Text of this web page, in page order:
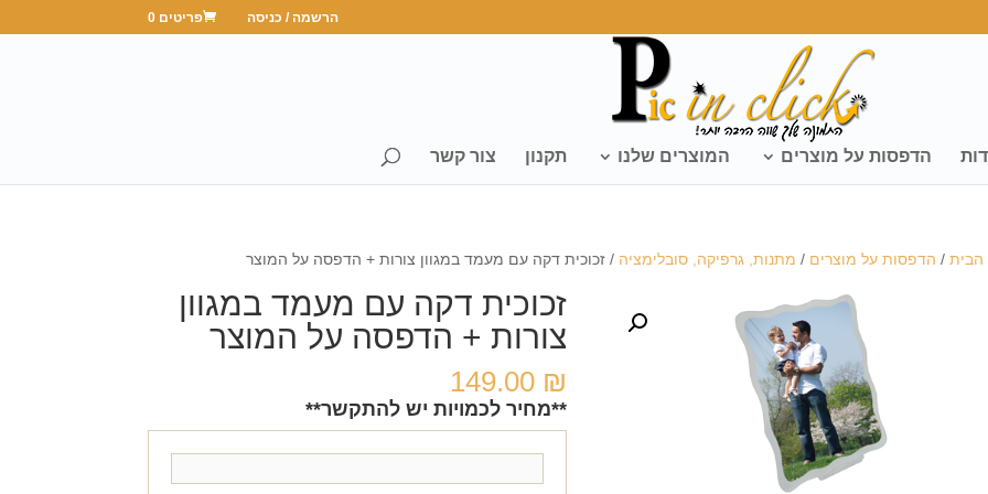
הרשמה / כניסה פריטים 0
הדפסות על מוצרים המוצרים שלנו תקנון צור קשר
הבית/ הדפסות על מוצרים / מתנות, גרפיקה, סובלימציה / זכוכית דקה עם מעמד במגוון צורות + הדפסה על המוצר
זכוכית דקה עם מעמד במגוון
צורות + הדפסה על המוצר
149.00 ₪
**מחיר לכמויות יש להתקשר**